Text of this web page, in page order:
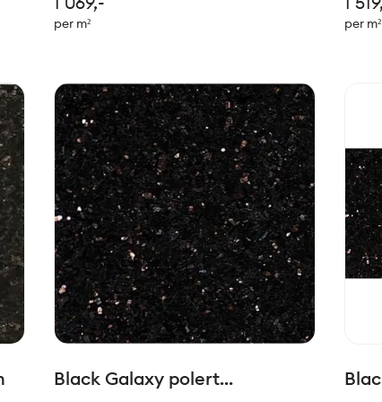
veldig mange. Ypperlig i kombinasjon
med keramiske fliser. Behandles med
per m²
med
per m²
Black Galaxy polert